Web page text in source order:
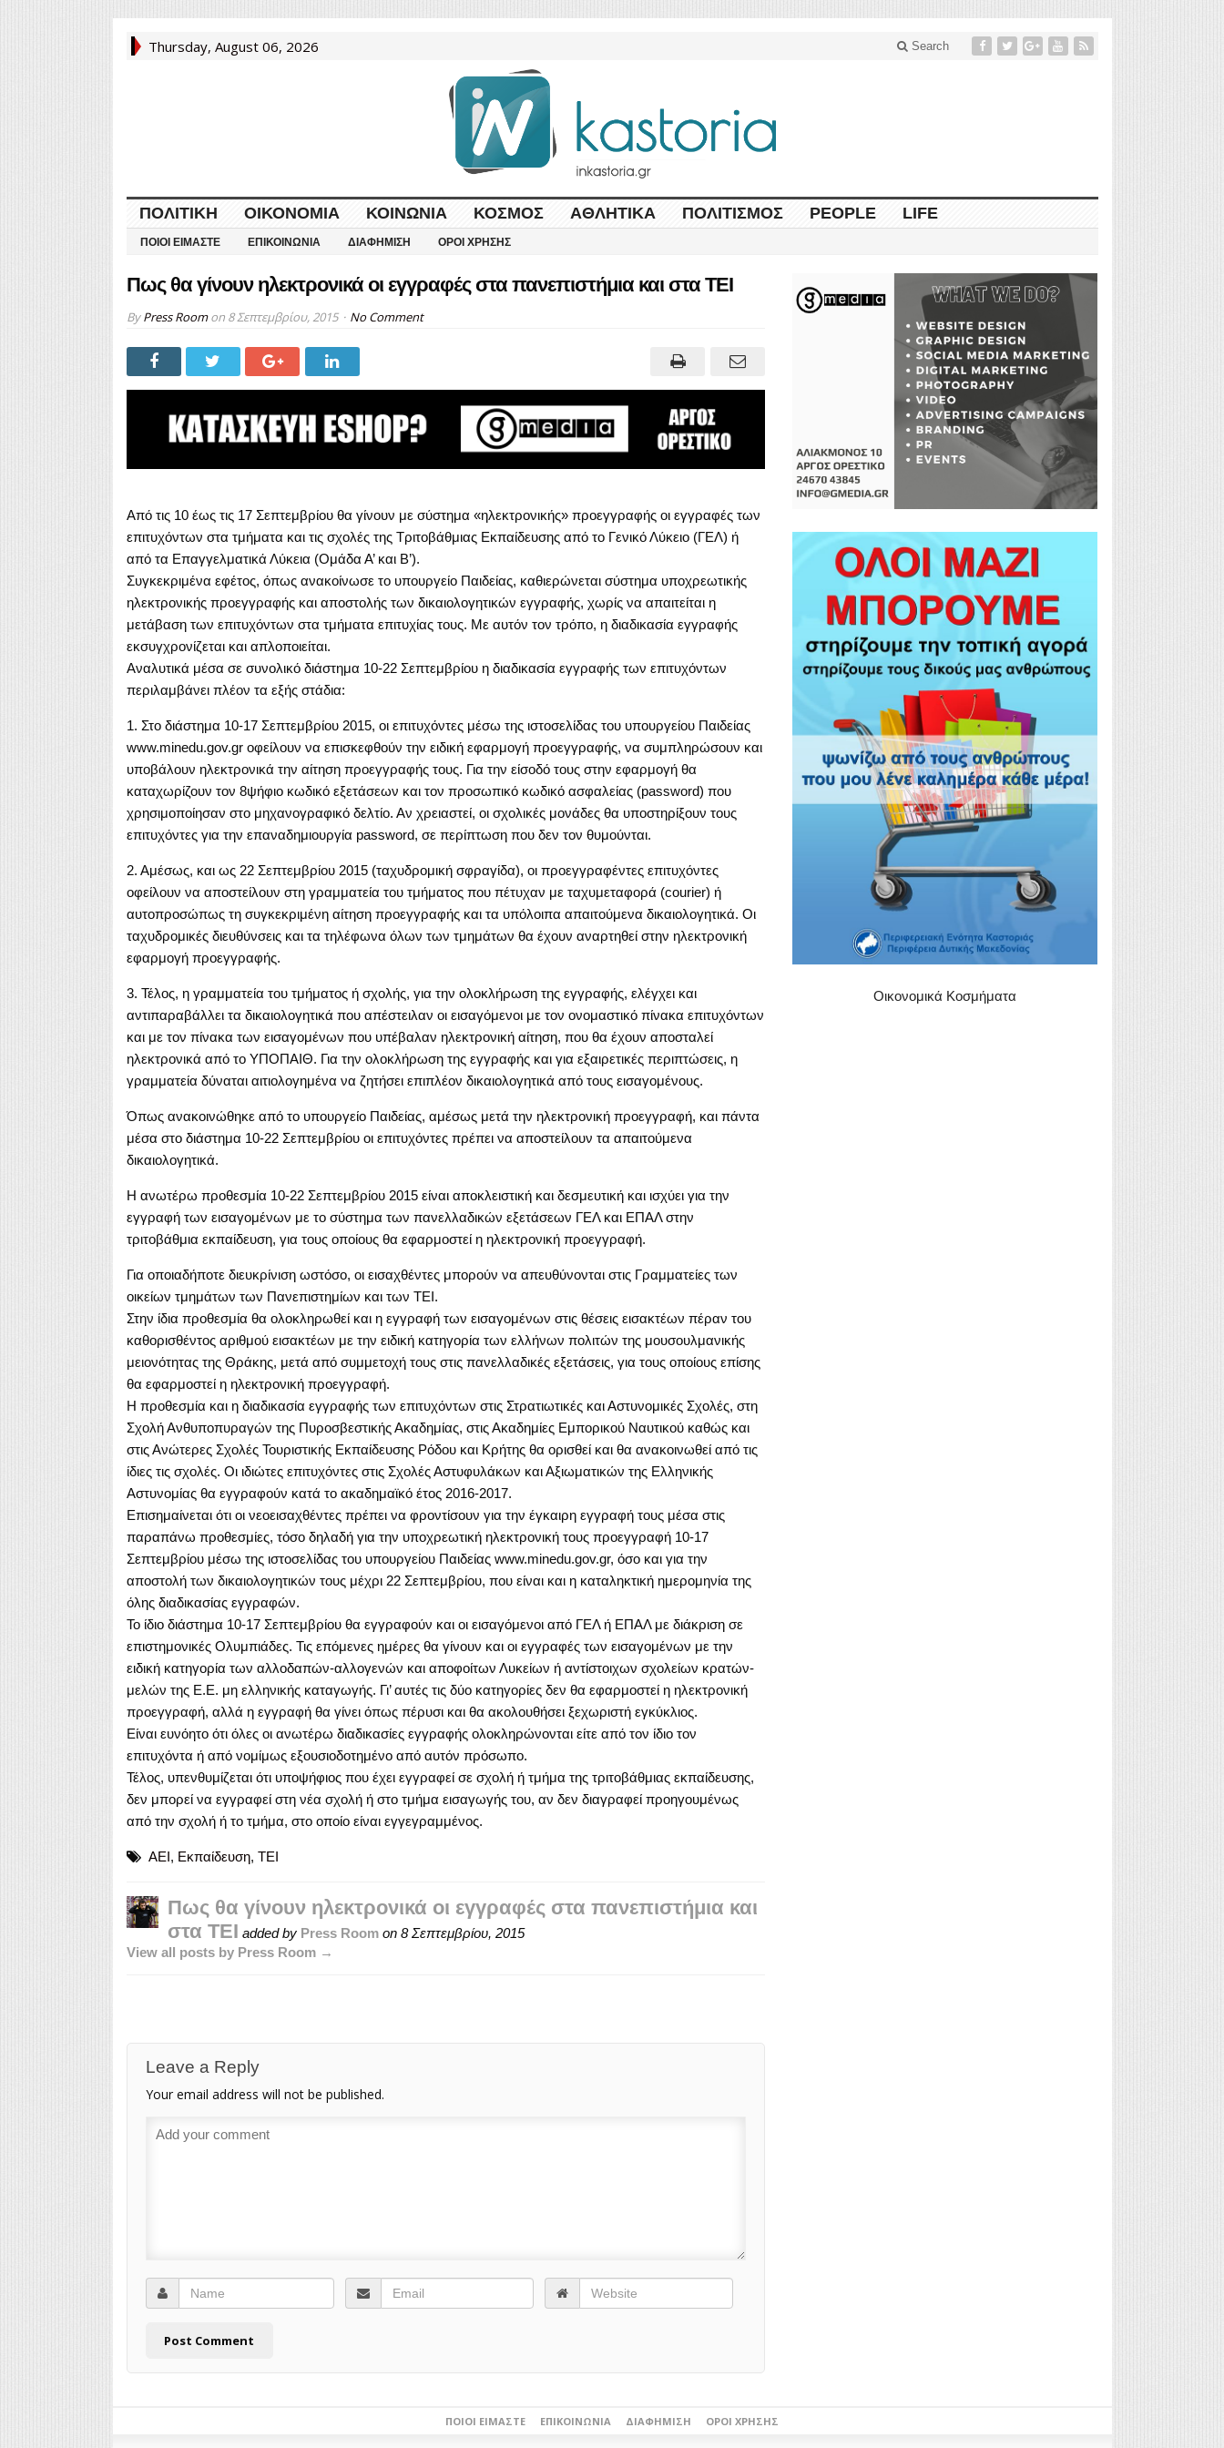
Thursday, August 06, 2026 Search
ΠΟΛΙΤΙΚΉ ΟΙΚΟΝΟΜΊΑ ΚΟΙΝΩΝΊΑ ΚΌΣΜΟΣ ΑΘΛΗΤΙΚΆ ΠΟΛΙΤΙΣΜΌΣ PEOPLE LIFE
ΠΟΙΟΙ ΕΊΜΑΣΤΕ ΕΠΙΚΟΙΝΩΝΊΑ ΔΙΑΦΉΜΙΣΗ ΌΡΟΙ ΧΡΉΣΗΣ
Πως θα γίνουν ηλεκτρονικά οι εγγραφές στα πανεπιστήμια και στα ΤΕΙ
ByPress Roomon 8 Σεπτεμβρίου, 2015 No Comment
Από τις 10 έως τις 17 Σεπτεμβρίου θα γίνουν με σύστημα «ηλεκτρονικής» προεγγραφής οι εγγραφές των
επιτυχόντων στα τμήματα και τις σχολές της Τριτοβάθμιας Εκπαίδευσης από το Γενικό Λύκειο (ΓΕΛ) ή
από τα Επαγγελματικά Λύκεια (Ομάδα Α’ και Β’).
Συγκεκριμένα εφέτος, όπως ανακοίνωσε το υπουργείο Παιδείας, καθιερώνεται σύστημα υποχρεωτικής
ηλεκτρονικής προεγγραφής και αποστολής των δικαιολογητικών εγγραφής, χωρίς να απαιτείται η
μετάβαση των επιτυχόντων στα τμήματα επιτυχίας τους. Με αυτόν τον τρόπο, η διαδικασία εγγραφής
εκσυγχρονίζεται και απλοποιείται.
Αναλυτικά μέσα σε συνολικό διάστημα 10-22 Σεπτεμβρίου η διαδικασία εγγραφής των επιτυχόντων
περιλαμβάνει πλέον τα εξής στάδια:
1. Στο διάστημα 10-17 Σεπτεμβρίου 2015, οι επιτυχόντες μέσω της ιστοσελίδας του υπουργείου Παιδείας
www.minedu.gov.gr οφείλουν να επισκεφθούν την ειδική εφαρμογή προεγγραφής, να συμπληρώσουν και
υποβάλουν ηλεκτρονικά την αίτηση προεγγραφής τους. Για την είσοδό τους στην εφαρμογή θα
καταχωρίζουν τον 8ψήφιο κωδικό εξετάσεων και τον προσωπικό κωδικό ασφαλείας (password) που
χρησιμοποίησαν στο μηχανογραφικό δελτίο. Αν χρειαστεί, οι σχολικές μονάδες θα υποστηρίξουν τους
επιτυχόντες για την επαναδημιουργία password, σε περίπτωση που δεν τον θυμούνται.
2. Αμέσως, και ως 22 Σεπτεμβρίου 2015 (ταχυδρομική σφραγίδα), οι προεγγραφέντες επιτυχόντες
οφείλουν να αποστείλουν στη γραμματεία του τμήματος που πέτυχαν με ταχυμεταφορά (courier) ή
αυτοπροσώπως τη συγκεκριμένη αίτηση προεγγραφής και τα υπόλοιπα απαιτούμενα δικαιολογητικά. Οι
ταχυδρομικές διευθύνσεις και τα τηλέφωνα όλων των τμημάτων θα έχουν αναρτηθεί στην ηλεκτρονική
εφαρμογή προεγγραφής.
3. Τέλος, η γραμματεία του τμήματος ή σχολής, για την ολοκλήρωση της εγγραφής, ελέγχει και
αντιπαραβάλλει τα δικαιολογητικά που απέστειλαν οι εισαγόμενοι με τον ονομαστικό πίνακα επιτυχόντων
και με τον πίνακα των εισαγομένων που υπέβαλαν ηλεκτρονική αίτηση, που θα έχουν αποσταλεί
ηλεκτρονικά από το ΥΠΟΠΑΙΘ. Για την ολοκλήρωση της εγγραφής και για εξαιρετικές περιπτώσεις, η
γραμματεία δύναται αιτιολογημένα να ζητήσει επιπλέον δικαιολογητικά από τους εισαγομένους.
Όπως ανακοινώθηκε από το υπουργείο Παιδείας, αμέσως μετά την ηλεκτρονική προεγγραφή, και πάντα
μέσα στο διάστημα 10-22 Σεπτεμβρίου οι επιτυχόντες πρέπει να αποστείλουν τα απαιτούμενα
δικαιολογητικά.
Η ανωτέρω προθεσμία 10-22 Σεπτεμβρίου 2015 είναι αποκλειστική και δεσμευτική και ισχύει για την
εγγραφή των εισαγομένων με το σύστημα των πανελλαδικών εξετάσεων ΓΕΛ και ΕΠΑΛ στην
τριτοβάθμια εκπαίδευση, για τους οποίους θα εφαρμοστεί η ηλεκτρονική προεγγραφή.
Για οποιαδήποτε διευκρίνιση ωστόσο, οι εισαχθέντες μπορούν να απευθύνονται στις Γραμματείες των
οικείων τμημάτων των Πανεπιστημίων και των ΤΕΙ.
Στην ίδια προθεσμία θα ολοκληρωθεί και η εγγραφή των εισαγομένων στις θέσεις εισακτέων πέραν του
καθορισθέντος αριθμού εισακτέων με την ειδική κατηγορία των ελλήνων πολιτών της μουσουλμανικής
μειονότητας της Θράκης, μετά από συμμετοχή τους στις πανελλαδικές εξετάσεις, για τους οποίους επίσης
θα εφαρμοστεί η ηλεκτρονική προεγγραφή.
Η προθεσμία και η διαδικασία εγγραφής των επιτυχόντων στις Στρατιωτικές και Αστυνομικές Σχολές, στη
Σχολή Ανθυποπυραγών της Πυροσβεστικής Ακαδημίας, στις Ακαδημίες Εμπορικού Ναυτικού καθώς και
στις Ανώτερες Σχολές Τουριστικής Εκπαίδευσης Ρόδου και Κρήτης θα ορισθεί και θα ανακοινωθεί από τις
ίδιες τις σχολές. Οι ιδιώτες επιτυχόντες στις Σχολές Αστυφυλάκων και Αξιωματικών της Ελληνικής
Αστυνομίας θα εγγραφούν κατά το ακαδημαϊκό έτος 2016-2017.
Επισημαίνεται ότι οι νεοεισαχθέντες πρέπει να φροντίσουν για την έγκαιρη εγγραφή τους μέσα στις
παραπάνω προθεσμίες, τόσο δηλαδή για την υποχρεωτική ηλεκτρονική τους προεγγραφή 10-17
Σεπτεμβρίου μέσω της ιστοσελίδας του υπουργείου Παιδείας www.minedu.gov.gr, όσο και για την
αποστολή των δικαιολογητικών τους μέχρι 22 Σεπτεμβρίου, που είναι και η καταληκτική ημερομηνία της
όλης διαδικασίας εγγραφών.
Το ίδιο διάστημα 10-17 Σεπτεμβρίου θα εγγραφούν και οι εισαγόμενοι από ΓΕΛ ή ΕΠΑΛ με διάκριση σε
επιστημονικές Ολυμπιάδες. Τις επόμενες ημέρες θα γίνουν και οι εγγραφές των εισαγομένων με την
ειδική κατηγορία των αλλοδαπών-αλλογενών και αποφοίτων Λυκείων ή αντίστοιχων σχολείων κρατών-
μελών της Ε.Ε. μη ελληνικής καταγωγής. Γι’ αυτές τις δύο κατηγορίες δεν θα εφαρμοστεί η ηλεκτρονική
προεγγραφή, αλλά η εγγραφή θα γίνει όπως πέρυσι και θα ακολουθήσει ξεχωριστή εγκύκλιος.
Είναι ευνόητο ότι όλες οι ανωτέρω διαδικασίες εγγραφής ολοκληρώνονται είτε από τον ίδιο τον
επιτυχόντα ή από νομίμως εξουσιοδοτημένο από αυτόν πρόσωπο.
Τέλος, υπενθυμίζεται ότι υποψήφιος που έχει εγγραφεί σε σχολή ή τμήμα της τριτοβάθμιας εκπαίδευσης,
δεν μπορεί να εγγραφεί στη νέα σχολή ή στο τμήμα εισαγωγής του, αν δεν διαγραφεί προηγουμένως
από την σχολή ή το τμήμα, στο οποίο είναι εγγεγραμμένος.
ΑΕΙ, Εκπαίδευση, ΤΕΙ
Πως θα γίνουν ηλεκτρονικά οι εγγραφές στα πανεπιστήμια και
στα ΤΕΙ added by Press Roomon 8 Σεπτεμβρίου, 2015
View all posts by Press Room →
Leave a Reply
Your email address will not be published.
Οικονομικά Κοσμήματα
ΠΟΙΟΙ ΕΊΜΑΣΤΕ ΕΠΙΚΟΙΝΩΝΊΑ ΔΙΑΦΉΜΙΣΗ ΌΡΟΙ ΧΡΉΣΗΣ